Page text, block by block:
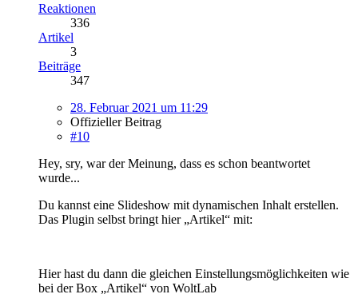
Reaktionen
336
Artikel
3
Beiträge
347
28. Februar 2021 um 11:29
Offizieller Beitrag
#10
Hey, sry, war der Meinung, dass es schon beantwortet
wurde...
Du kannst eine Slideshow mit dynamischen Inhalt erstellen.
Das Plugin selbst bringt hier „Artikel“ mit:
Hier hast du dann die gleichen Einstellungsmöglichkeiten wie
bei der Box „Artikel“ von WoltLab